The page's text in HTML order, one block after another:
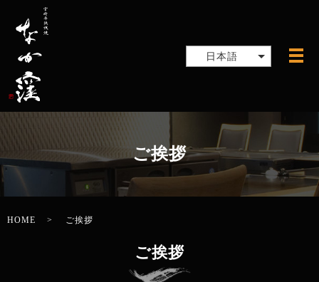
メ
日本語
ご挨拶
HOME ご挨拶
ご挨拶